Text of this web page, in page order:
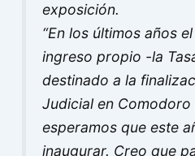
exposición.
“En los últimos años
ingreso propio -la
destinado a la
Judicial en Comodoro
esperamos que este
inaugurar. Creo que